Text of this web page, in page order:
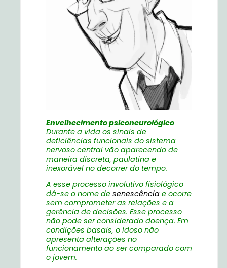
Envelhecimento psiconeurológico
Durante a vida os sinais de
deficiências funcionais do sistema
nervoso central vão aparecendo de
maneira discreta, paulatina e
inexorável no decorrer do tempo.
A esse processo involutivo fisiológico
dá-se o nome de senescência e ocorre
sem comprometer as relações e a
gerência de decisões. Esse processo
não pode ser considerado doença. Em
condições basais, o idoso não
apresenta alterações no
funcionamento ao ser comparado com
o jovem.